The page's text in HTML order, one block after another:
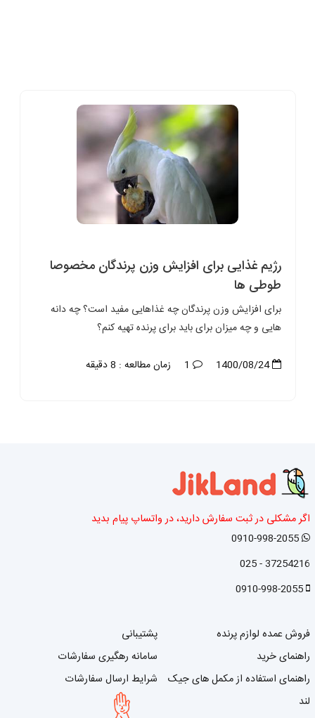
رژیم غذایی برای افزایش وزن پرندگان مخصوصا
طوطی ها
برای افزایش وزن پرندگان چه غذاهایی مفید است؟ چه دانه
هایی و چه میزان برای باید برای پرنده تهیه کنم؟
1400/08/24 زمان مطالعه : 8 دقیقه
اگر مشکلی در ثبت سفارش دارید، در واتساپ پیام بدید
0910-998-2055
37254216 - 025
0910-998-2055
فروش عمده لوازم پرنده
راهنمای خرید
راهنمای استفاده از مکمل های جیک
لند
پشتیبانی
سامانه رهگیری سفارشات
شرایط ارسال سفارشات